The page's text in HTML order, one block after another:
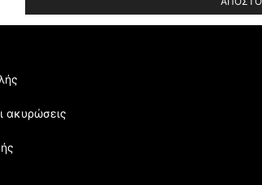
this
field
ακυρώσεις